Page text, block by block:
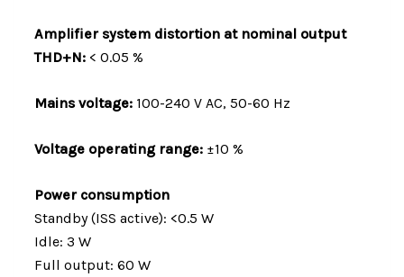
Amplifier system distortion at nominal output
THD+N:< 0.05 %
Mains voltage:100-240 V AC, 50-60 Hz
Voltage operating range:±10 %
Power consumption
Standby (ISS active): <0.5 W
Idle: 3 W
Full output: 60 W